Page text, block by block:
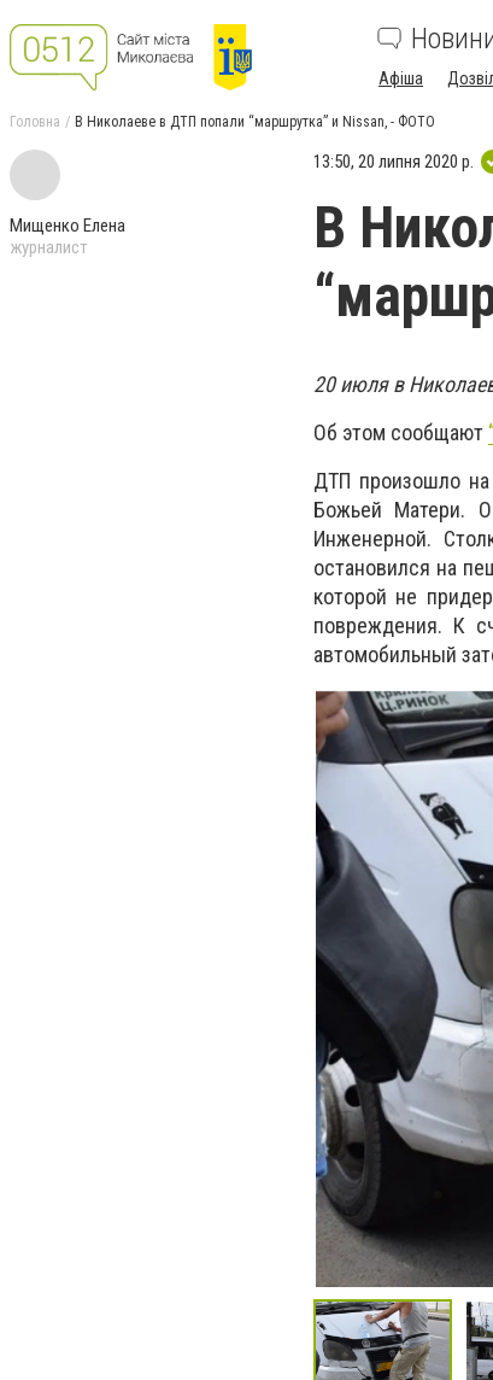
Афіша
Головна В Николаеве в ДТП попали “маршрутка” и Nissan, - ФОТО
Мищенко Елена
журналист
13:50, 20 липня 2020 р.
В
20 июля в
Об этом сообщают
ДТП произошло на
Божьей Матери.
Инженерной.
остановился на
которой не
повреждения. К
автомобильный